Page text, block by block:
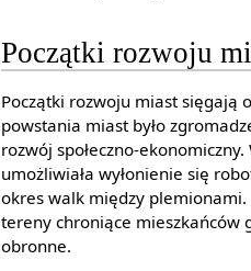
Początki rozwoju
Początki rozwoju miast sięgają
powstania miast było
rozwój społeczno-
umożliwiała wyłonienie się
okres walk między plemionami.
tereny chroniące mieszkańców
obronne.